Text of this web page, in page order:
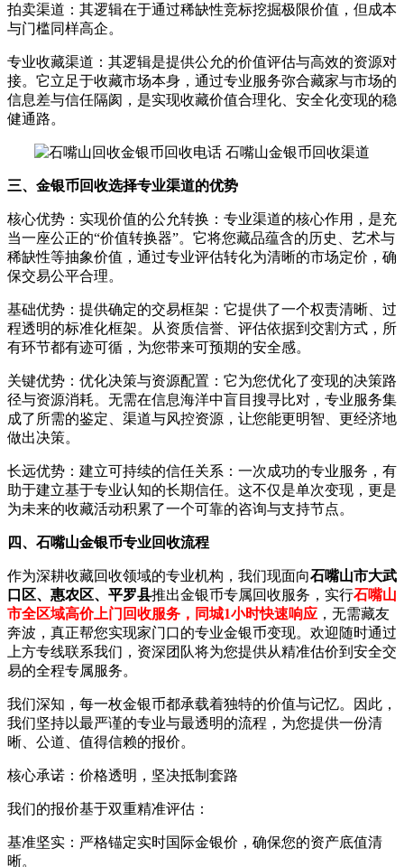
拍卖渠道：其逻辑在于通过稀缺性竞标挖掘极限价值，但成本
与门槛同样高企。
专业收藏渠道：其逻辑是提供公允的价值评估与高效的资源对
接。它立足于收藏市场本身，通过专业服务弥合藏家与市场的
信息差与信任隔阂，是实现收藏价值合理化、安全化变现的稳
健通路。
三、金银币回收选择专业渠道的优势
核心优势：实现价值的公允转换：专业渠道的核心作用，是充
当一座公正的“价值转换器”。它将您藏品蕴含的历史、艺术与
稀缺性等抽象价值，通过专业评估转化为清晰的市场定价，确
保交易公平合理。
基础优势：提供确定的交易框架：它提供了一个权责清晰、过
程透明的标准化框架。从资质信誉、评估依据到交割方式，所
有环节都有迹可循，为您带来可预期的安全感。
关键优势：优化决策与资源配置：它为您优化了变现的决策路
径与资源消耗。无需在信息海洋中盲目搜寻比对，专业服务集
成了所需的鉴定、渠道与风控资源，让您能更明智、更经济地
做出决策。
长远优势：建立可持续的信任关系：一次成功的专业服务，有
助于建立基于专业认知的长期信任。这不仅是单次变现，更是
为未来的收藏活动积累了一个可靠的咨询与支持节点。
四、石嘴山金银币专业回收流程
作为深耕收藏回收领域的专业机构，我们现面向石嘴山市大武
口区、惠农区、平罗县推出金银币专属回收服务，实行石嘴山
市全区域高价上门回收服务，同城1小时快速响应 ，无需藏友
奔波，真正帮您实现家门口的专业金银币变现。欢迎随时通过
上方专线联系我们，资深团队将为您提供从精准估价到安全交
易的全程专属服务。
我们深知，每一枚金银币都承载着独特的价值与记忆。因此，
我们坚持以最严谨的专业与最透明的流程，为您提供一份清
晰、公道、值得信赖的报价。
核心承诺：价格透明，坚决抵制套路
我们的报价基于双重精准评估：
基准坚实：严格锚定实时国际金银价，确保您的资产底值清
晰。